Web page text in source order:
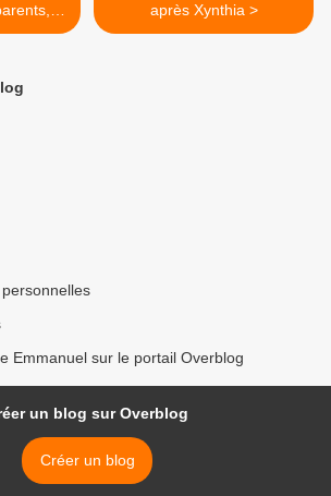
le
sexy.
après Xynthia >
Emmanuel sur le portail Overblog
un blog sur Overblog
Créer un blog